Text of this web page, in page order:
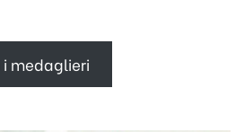
medaglieri